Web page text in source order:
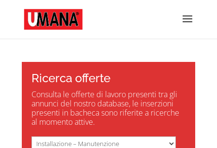
Ricerca offerte
Consulta le offerte di lavoro presenti tra gli
annunci del nostro database, le inserzioni
presenti in bacheca sono riferite a ricerche
al momento attive.